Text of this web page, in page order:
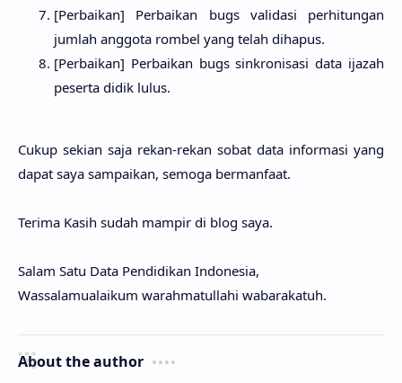
[Perbaikan] Perbaikan bugs validasi perhitungan
jumlah anggota rombel yang telah dihapus.
[Perbaikan] Perbaikan bugs sinkronisasi data ijazah
peserta didik lulus.
Cukup sekian saja rekan-rekan sobat data informasi yang
dapat saya sampaikan, semoga bermanfaat.
Terima Kasih sudah mampir di blog saya.
Salam Satu Data Pendidikan Indonesia,
Wassalamualaikum warahmatullahi wabarakatuh.
About the author